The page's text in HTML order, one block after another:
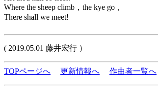
Where the sheep climb，the kye go，
There shall we meet!
( 2019.05.01 藤井宏行 ）
TOPページへ 更新情報へ 作曲者一覧へ